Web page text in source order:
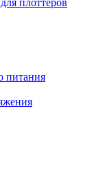
плоттеров
питания